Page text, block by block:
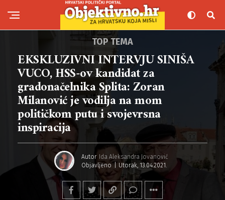
TOP TEMA
EKSKLUZIVNI INTERVJU SINIŠA
VUCO, HSS-ov kandidat za
gradonačelnika Splita: Zoran
Milanović je vodilja na mom
političkom putu i svojevrsna
inspiracija
Autor Ida Aleksandra Jovanović
Objavljeno
Utorak, 13.04.2021.